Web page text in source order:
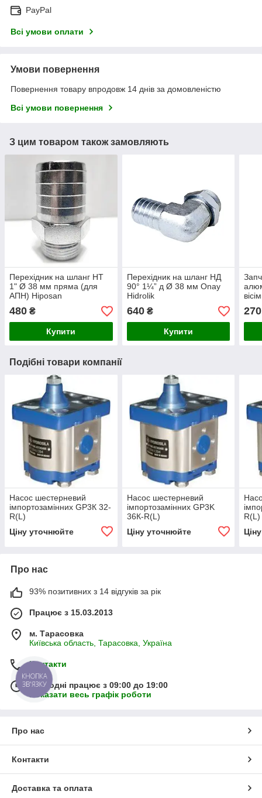
PayPal
Всі умови оплати
Умови повернення
Повернення товару впродовж 14 днів за домовленістю
Всі умови повернення
З цим товаром також замовляють
Перехідник на шланг НТ
1" Ø 38 мм пряма (для
АПН) Hiposan
480 ₴
Купити
Перехідник на шланг НД
90° 1¼” д Ø 38 мм Onay
Hidrolik
640₴
Купити
270
Подібні товари компанії
Насос шестерневий
імпортозамінних GP3К 32-
R(L)
Ціну уточнюйте
Насос шестерневий
імпортозамінних GP3K
36К-R(L)
Ціну уточнюйте
R(L)
Про нас
93% позитивних з 14 відгуків за рік
Працює з 15.03.2013
м. Тарасовка
Київська область, Тарасовка, Україна
Контакти
Сьогодні працює з 09:00 до 19:00
Показати весь графік роботи
Про нас
Контакти
Доставка та оплата
КНОПКА
ЗВ'ЯЗКУ